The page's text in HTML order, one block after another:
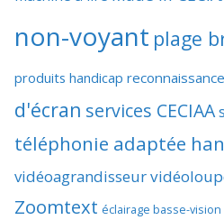
non-voyant plage
produits handicap
d'écran services CECIAA
téléphonie adaptée
vidéoagrandisseur
Zoomtext éclairage basse-vision